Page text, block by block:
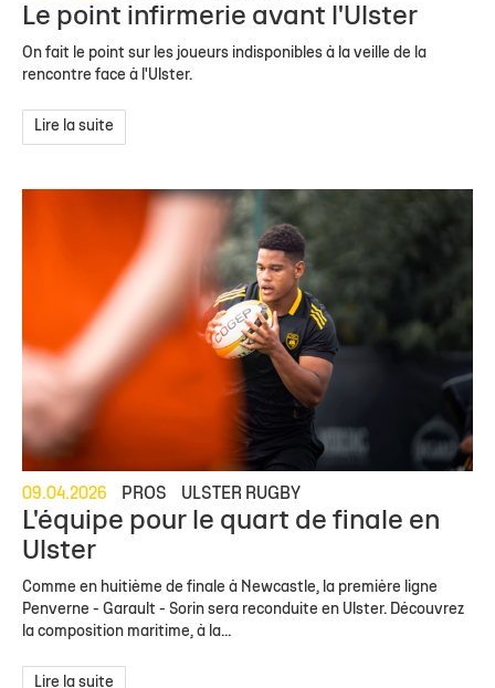
Le point infirmerie avant l'Ulster
On fait le point sur les joueurs indisponibles à la veille de la
rencontre face à l'Ulster.
Lire la suite
09.04.2026 PROS ULSTER RUGBY
L'équipe pour le quart de finale en
Ulster
Comme en huitième de finale à Newcastle, la première ligne
Penverne - Garault - Sorin sera reconduite en Ulster. Découvrez
la composition maritime, à la...
Lire la suite